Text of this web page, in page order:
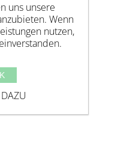
BUN
uns unsere
Wenn
nutzen,